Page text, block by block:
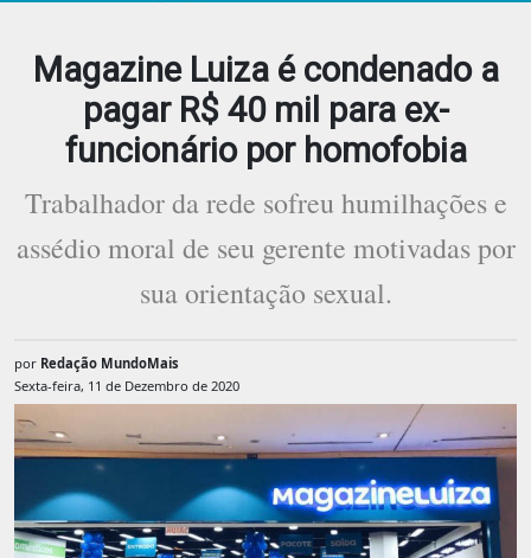
Magazine Luiza é condenado a
pagar R$ 40 mil para ex-
funcionário por homofobia
Trabalhador da rede sofreu humilhações e
assédio moral de seu gerente motivadas por
sua orientação sexual.
por Redação MundoMais
Sexta-feira, 11 de Dezembro de 2020